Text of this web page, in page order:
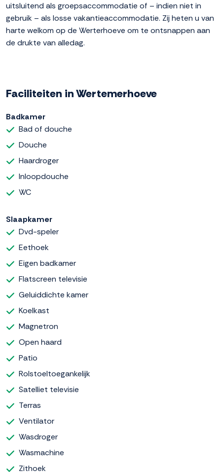
uitsluitend als groepsaccommodatie of – indien niet in
gebruik – als losse vakantieaccommodatie. Zij heten u van
harte welkom op de Werterhoeve om te ontsnappen aan
de drukte van alledag.
Faciliteiten in Wertemerhoeve
Badkamer
Bad of douche
Douche
Haardroger
Inloopdouche
WC
Slaapkamer
Dvd-speler
Eethoek
Eigen badkamer
Flatscreen televisie
Geluiddichte kamer
Koelkast
Magnetron
Open haard
Patio
Rolstoeltoegankelijk
Satelliet televisie
Terras
Ventilator
Wasdroger
Wasmachine
Zithoek